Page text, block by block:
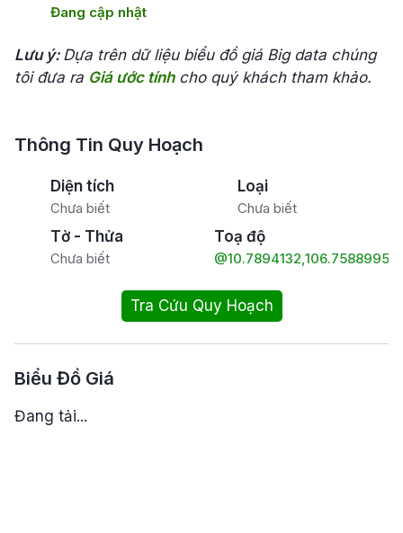
Đang cập nhật
Lưu ý: Dựa trên dữ liệu biểu đồ giá Big data chúng
tôi đưa ra Giá ước tínhcho quý khách tham khảo.
Thông Tin Quy Hoạch
Diện tích
Chưa biết
Loại
Chưa biết
Tờ - Thửa
Chưa biết
Toạ độ
@10.7894132,106.7588995
Tra Cứu Quy Hoạch
Biểu Đồ Giá
Đang tải...